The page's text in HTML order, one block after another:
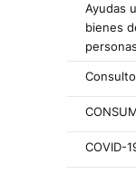
Ayudas
bienes
COVID-